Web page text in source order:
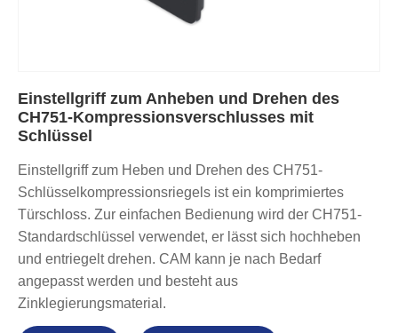
Einstellgriff zum Anheben und Drehen des
CH751-Kompressionsverschlusses mit
Schlüssel
Einstellgriff zum Heben und Drehen des CH751-
Schlüsselkompressionsriegels ist ein komprimiertes
Türschloss. Zur einfachen Bedienung wird der CH751-
Standardschlüssel verwendet, er lässt sich hochheben
und entriegelt drehen. CAM kann je nach Bedarf
angepasst werden und besteht aus
Zinklegierungsmaterial.